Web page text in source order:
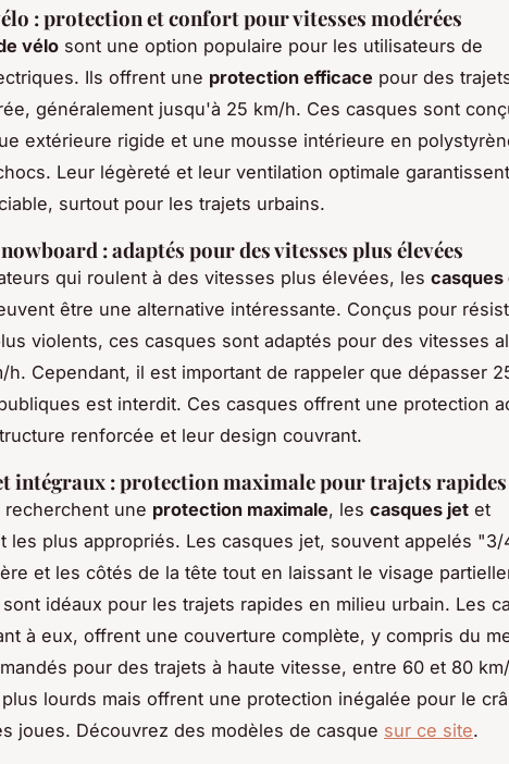
: protection et confort pour vitesses modérées
vélo sont une option populaire pour les utilisateurs de
Ils offrent une protection efficace pour des
généralement jusqu'à 25 km/h. Ces casques sont
extérieure rigide et une mousse intérieure en
Leur légèreté et leur ventilation optimale
surtout pour les trajets urbains.
: adaptés pour des vitesses plus élevées
qui roulent à des vitesses plus élevées, les casques
être une alternative intéressante. Conçus pour
violents, ces casques sont adaptés pour des vitesses
h. Cependant, il est important de rappeler que dépasser
est interdit. Ces casques offrent une protection
renforcée et leur design couvrant.
intégraux : protection maximale pour trajets rapides
recherchent une protection maximale, les casques jet et
les plus appropriés. Les casques jet, souvent appelés "3/
et les côtés de la tête tout en laissant le visage
idéaux pour les trajets rapides en milieu urbain. Les
à eux, offrent une couverture complète, y compris du
pour des trajets à haute vitesse, entre 60 et 80
lourds mais offrent une protection inégalée pour le
joues. Découvrez des modèles de casque sur ce site.